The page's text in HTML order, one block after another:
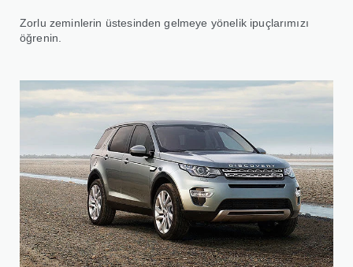
Zorlu zeminlerin üstesinden gelmeye yönelik ipuçlarımızı
öğrenin.